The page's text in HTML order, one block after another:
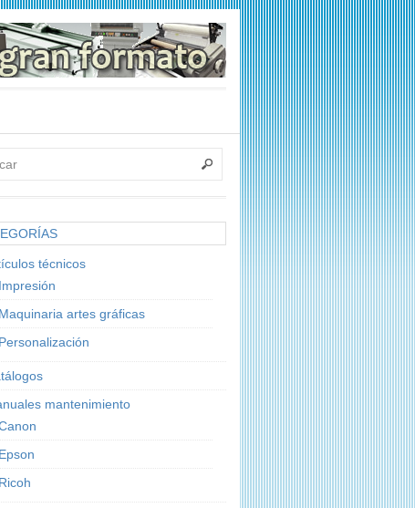
técnicos
Impresión
Maquinaria artes gráficas
Personalización
mantenimiento
Epson
Ricoh